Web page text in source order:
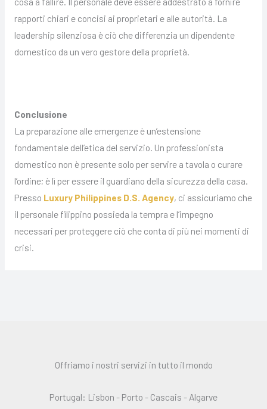
rapporti chiari e concisi ai proprietari e alle autorità. La
leadership silenziosa è ciò che differenzia un dipendente
domestico da un vero gestore della proprietà.
Conclusione
La preparazione alle emergenze è un’estensione
fondamentale dell’etica del servizio. Un professionista
domestico non è presente solo per servire a tavola o curare
l’ordine; è lì per essere il guardiano della sicurezza della casa.
Presso Luxury Philippines D.S. Agency, ci assicuriamo che
il personale filippino possieda la tempra e l’impegno
necessari per proteggere ciò che conta di più nei momenti di
crisi.
Offriamo i nostri servizi in tutto il mondo
Portugal: Lisbon - Porto - Cascais - Algarve